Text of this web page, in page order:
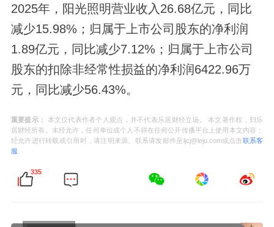
2025年，阳光照明营业收入26.68亿元，同比
减少15.98%；归属于上市公司股东的净利润
1.89亿元，同比减少7.12%；归属于上市公司
股东的扣除非经常性损益的净利润6422.96万
元，同比减少56.43%。
重要提示：
本文仅代表作者个人观点，并不代表乐居财经立场。 本文著作权，归乐
居财经所有。未经允许，任何单位或个人不得在任何公开传播平台上使用本文内容；
经允许进行转载或引用时，请注明来源。联系请发邮件至ljcj@leju.com或点击联系客
服
335